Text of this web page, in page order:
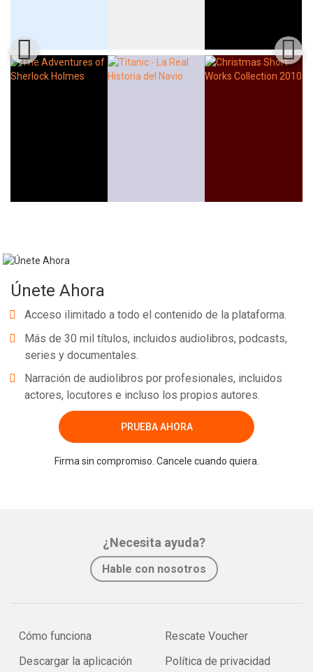
Únete Ahora
Acceso ilimitado a todo el contenido de la plataforma.
Más de 30 mil títulos, incluidos audiolibros, podcasts,
series y documentales.
Narración de audiolibros por profesionales, incluidos
actores, locutores e incluso los propios autores.
PRUEBA AHORA
Firma sin compromiso. Cancele cuando quiera.
¿Necesita ayuda?
Hable con nosotros
Cómo funciona
Descargar la aplicación
Rescate Voucher
Política de privacidad